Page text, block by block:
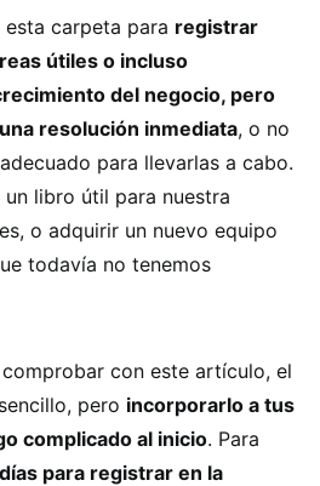
carpeta para registrar
útiles o incluso
del negocio, pero
resolución inmediata, o no
para llevarlas a cabo.
libro útil para nuestra
o adquirir un nuevo equipo
todavía no tenemos
con este artículo, el
pero incorporarlo a tus
complicado al inicio. Para
para registrar en la